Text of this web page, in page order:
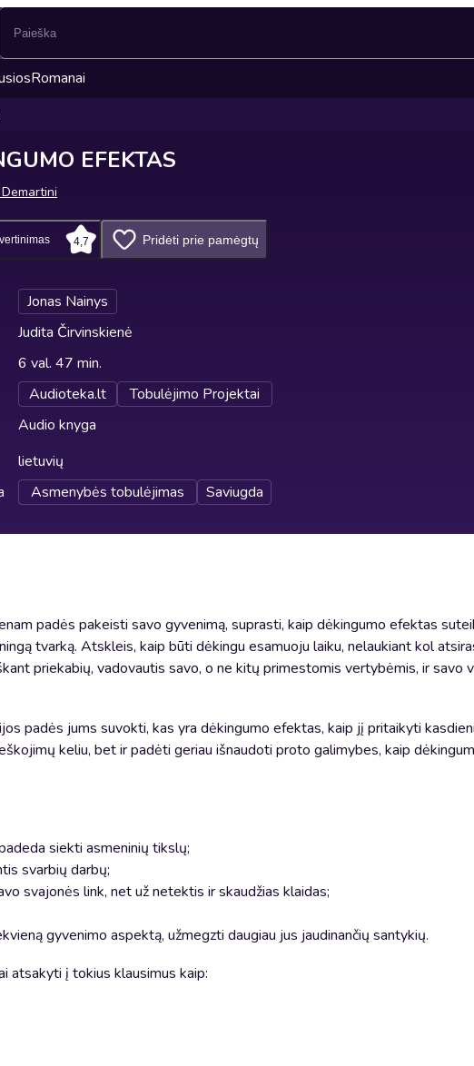
Romanai
EFEKTAS
Demartini
4,7 Pridėti prie pamėgtų
Jonas Nainys
Judita Čirvinskienė
6 val. 47 min.
Audioteka.lt
Tobulėjimo Projektai
Audio knyga
lietuvių
Asmenybės tobulėjimas Saviugda
padės pakeisti savo gyvenimą, suprasti, kaip dėkingumo efektas
tvarką. Atskleis, kaip būti dėkingu esamuoju laiku, nelaukiant kol
priekabių, vadovautis savo, o ne kitų primestomis vertybėmis, ir savo
padės jums suvokti, kas yra dėkingumo efektas, kaip jį pritaikyti
keliu, bet ir padėti geriau išnaudoti proto galimybes, kaip
siekti asmeninių tikslų;
svarbių darbų;
svajonės link, net už netektis ir skaudžias klaidas;
gyvenimo aspektą, užmegzti daugiau jus jaudinančių santykių.
atsakyti į tokius klausimus kaip: